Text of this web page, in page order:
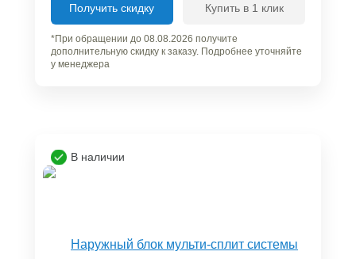
Получить скидку Купить в 1 клик
*При обращении до 08.08.2026 получите
дополнительную скидку к заказу. Подробнее уточняйте
у менеджера
В наличии